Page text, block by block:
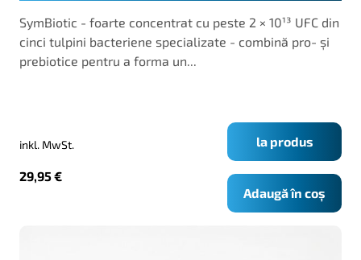
SymBiotic - foarte concentrat cu peste 2 × 10¹³ UFC din
cinci tulpini bacteriene specializate - combină pro- și
prebiotice pentru a forma un...
inkl. MwSt.
29,95€
la produs
Adaugă în coș